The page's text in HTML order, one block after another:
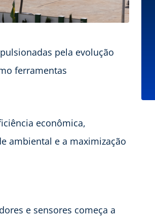
pela evolução
ferramentas
econômica,
ambiental e a maximização
e sensores começa a